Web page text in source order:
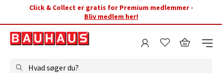
Click & Collect er gratis for Premium medlemmer -
Bliv medlem her!
Hvad søger du?